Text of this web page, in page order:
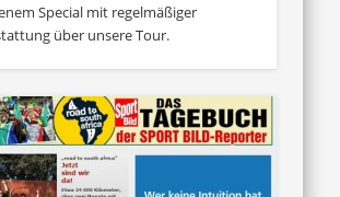
Special mit regelmäßiger
über unsere Tour.